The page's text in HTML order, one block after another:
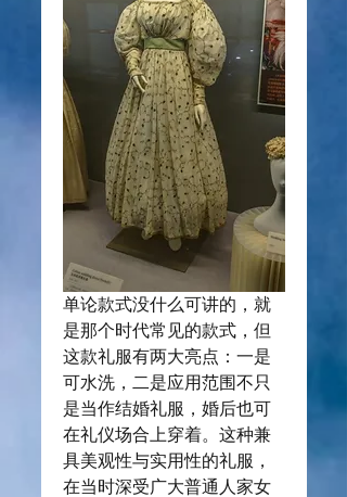
单论款式没什么可讲的，就
是那个时代常见的款式，但
这款礼服有两大亮点：一是
可水洗，二是应用范围不只
是当作结婚礼服，婚后也可
在礼仪场合上穿着。这种兼
具美观性与实用性的礼服，
在当时深受广大普通人家女